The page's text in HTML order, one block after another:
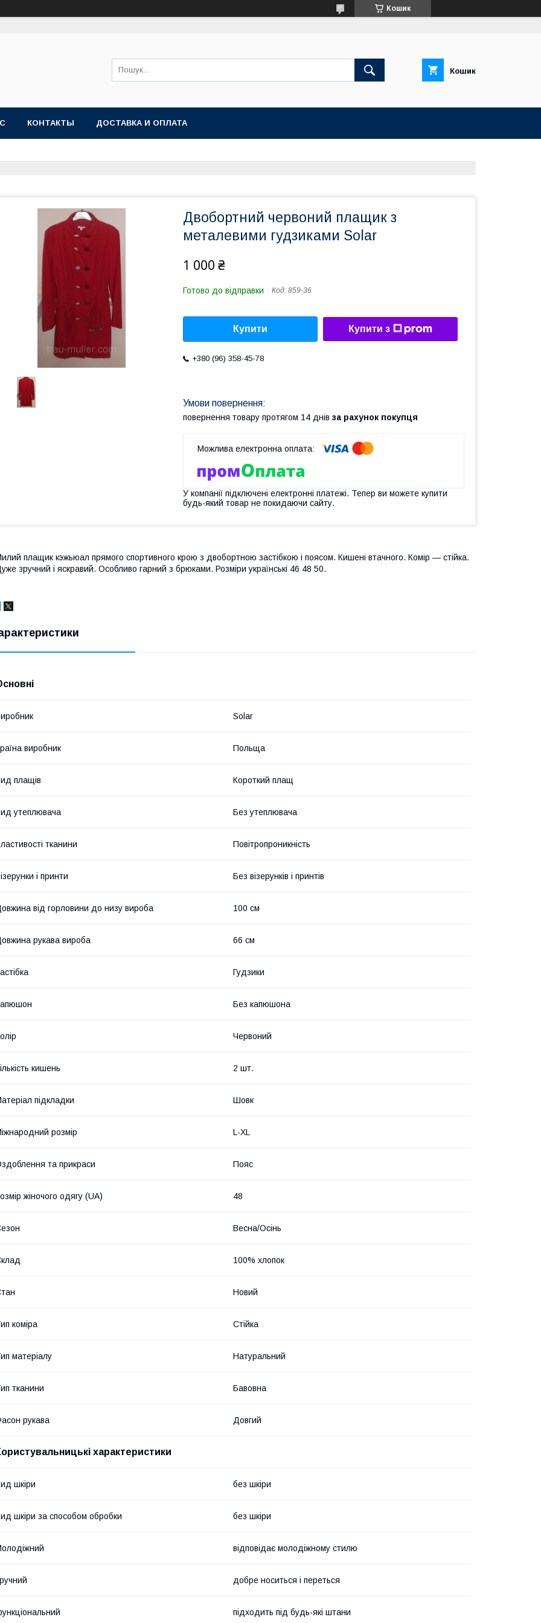
Кошик
Кошик
КОНТАКТЫ ДОСТАВКА И ОПЛАТА
Двобортний червоний плащик з
металевими гудзиками Solar
1 000 ₴
Готово до відправки Код: 859-36
Купити Купити з
+380 (96) 358-45-78
повернення товару протягом 14 днів за рахунок покупця
У компанії підключені електронні платежі. Тепер ви можете купити
будь-який товар не покидаючи сайту.
плащик кэжьюал прямого спортивного крою з двобортною застібкою і поясом. Кишені втачного. Комір ― стійка.
зручний і яскравий. Особливо гарний з брюками. Розміри українські 46 48 50.
Solar
виробник Польща
плащів Короткий плащ
утеплювача Без утеплювача
тканини Повітропроникність
і принти Без візерунків і принтів
від горловини до низу вироба 100 см
рукава вироба 66 см
Гудзики
Без капюшона
Червоний
кишень 2 шт.
підкладки Шовк
розмір L-XL
та прикраси Пояс
жіночого одягу (UA) 48
Весна/Осінь
100% хлопок
Новий
коміра Стійка
матеріалу Натуральний
тканини Бавовна
рукава Довгий
характеристики
шкіри без шкіри
шкіри за способом обробки без шкіри
відповідає молодіжному стилю
добре носиться і переться
підходить під будь-які штани